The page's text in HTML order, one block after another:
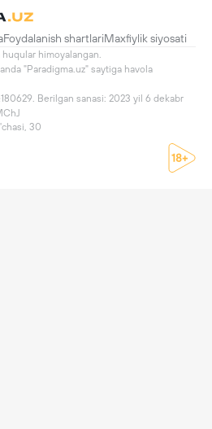
Foydalanish shartlariMaxfiylik siyosati
himoyalangan.
"Paradigma.uz" saytiga havola
Berilgan sanasi: 2023 yil 6 dekabr
30